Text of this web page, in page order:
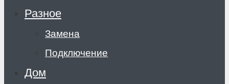
Разное
Замена
Подключение
Дом